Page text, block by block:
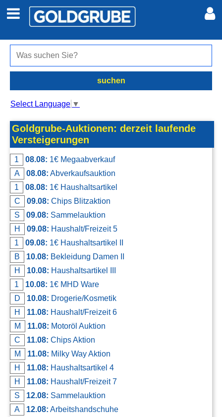
Auto + Motor
Jobs
Marktplatz
Auktionen
jetzt inserieren
Kontakt
AGB, Nutzungsbedingungen
Impressum
Meine Inserate
Anmelden
suchen
Select Language ▼
Goldgrube-Auktionen: derzeit laufende
Versteigerungen
1 08.08: 1€ Megaabverkauf
A
08.08: Abverkaufsauktion
1
08.08: 1€ Haushaltsartikel
C
09.08: Chips Blitzaktion
S
09.08: Sammelauktion
H
09.08: Haushalt/Freizeit 5
1
09.08: 1€ Haushaltsartikel II
B
10.08: Bekleidung Damen II
H
10.08: Haushaltsartikel III
1
10.08: 1€ MHD Ware
D
10.08: Drogerie/Kosmetik
H
11.08: Haushalt/Freizeit 6
M
11.08: Motoröl Auktion
C
11.08: Chips Aktion
M
11.08: Milky Way Aktion
H
11.08: Haushaltsartikel 4
H
11.08: Haushalt/Freizeit 7
S
12.08: Sammelauktion
A
12.08: Arbeitshandschuhe